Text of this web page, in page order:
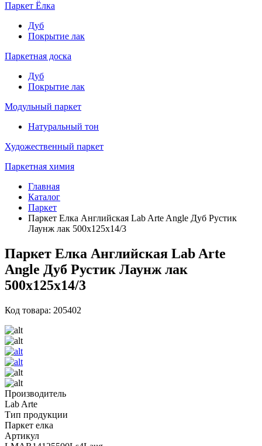
Паркет Ёлка
Дуб
Покрытие лак
Паркетная доска
Дуб
Покрытие лак
Модульный паркет
Натуральный тон
Художественный паркет
Паркетная химия
Главная
Каталог
Паркет
Паркет Елка Английская Lab Arte Angle Дуб Рустик
Лаунж лак 500х125х14/3
Паркет Елка Английская Lab Arte
Angle Дуб Рустик Лаунж лак
500х125х14/3
Код товара: 205402
Производитель
Lab Arte
Тип продукции
Паркет елка
Артикул